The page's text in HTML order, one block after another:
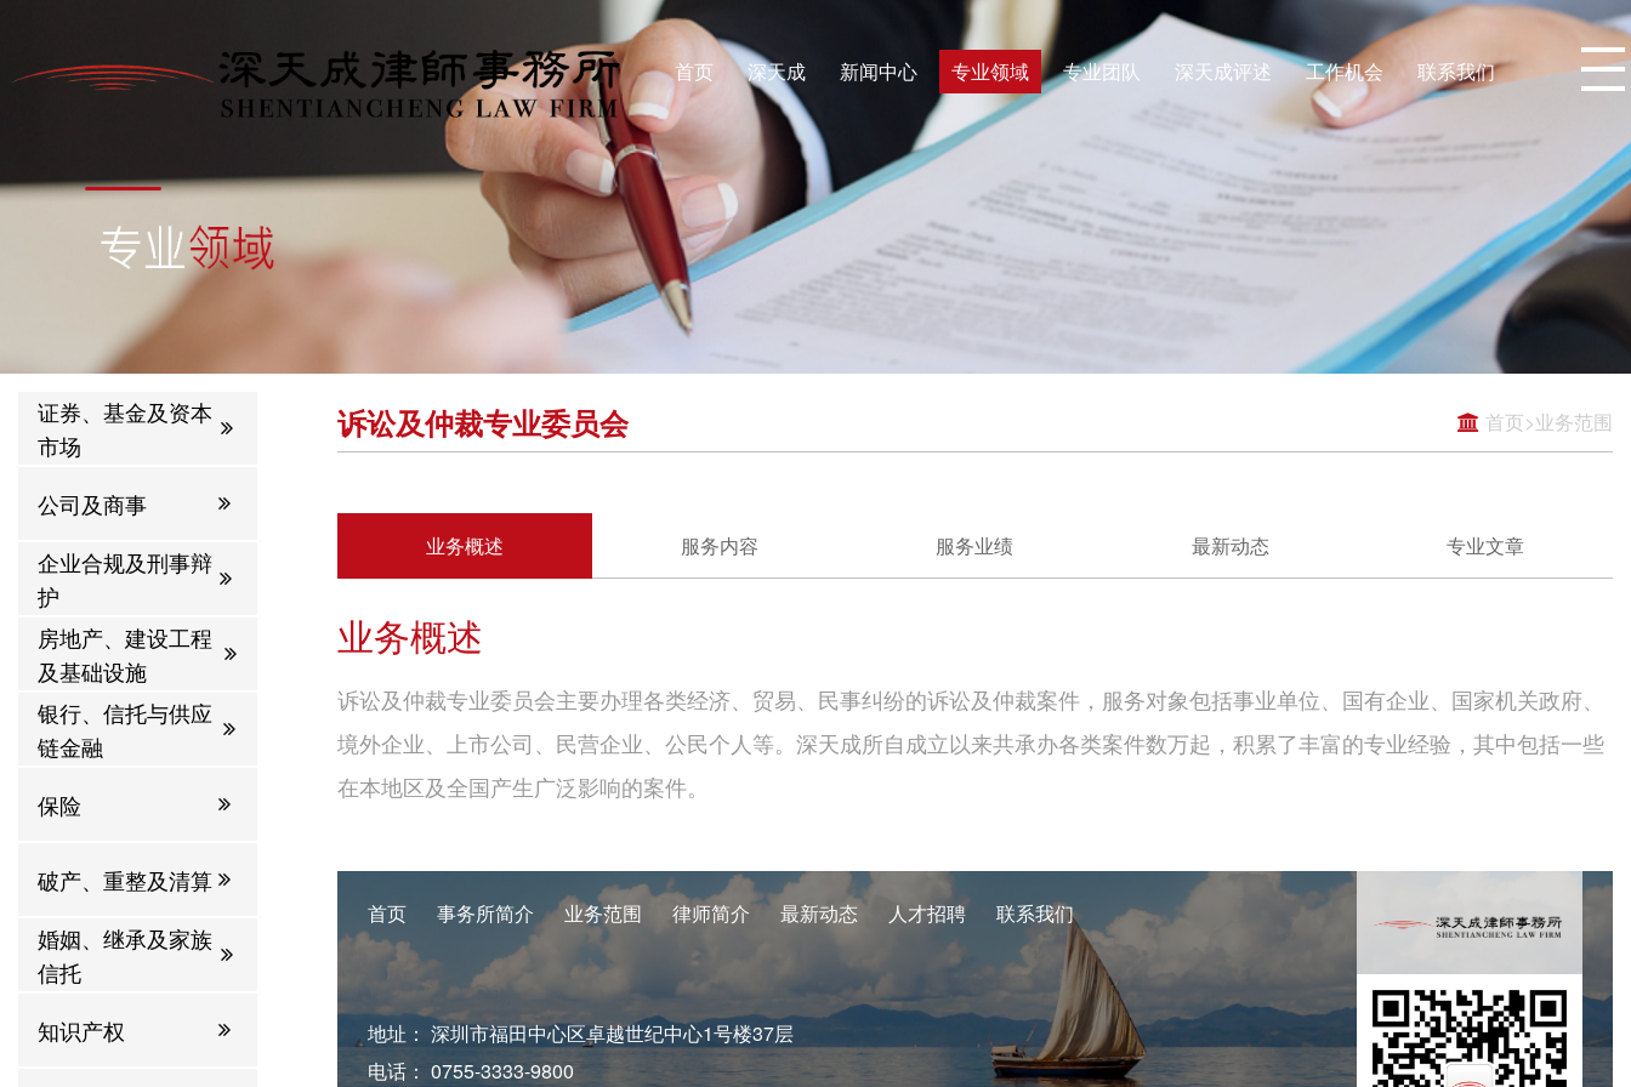
首页 深天成 新闻中心 专业领域 专业团队 深天成评述 工作机会 联系我们
证券、基金及资本
市场
公司及商事
企业合规及刑事辩
护
房地产、建设工程
及基础设施
银行、信托与供应
链金融
保险
破产、重整及清算
婚姻、继承及家族
信托
知识产权
诉讼及仲裁专业委员会 首页>业务范围
业务概述 服务内容 服务业绩 最新动态 专业文章
业务概述
诉讼及仲裁专业委员会主要办理各类经济、贸易、民事纠纷的诉讼及仲裁案件，服务对象包括事业单位、国有企业、国家机关政府、
境外企业、上市公司、民营企业、公民个人等。深天成所自成立以来共承办各类案件数万起，积累了丰富的专业经验，其中包括一些
在本地区及全国产生广泛影响的案件。
首页 事务所简介 业务范围 律师简介 最新动态 人才招聘 联系我们
地址： 深圳市福田中心区卓越世纪中心1号楼37层
电话： 0755-3333-9800